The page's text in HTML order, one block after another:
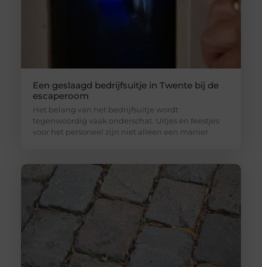
Een geslaagd bedrijfsuitje in Twente bij de
escaperoom
Het belang van het bedrijfsuitje wordt
tegenwoordig vaak onderschat. Uitjes en feestjes
voor het personeel zijn niet alleen een manier